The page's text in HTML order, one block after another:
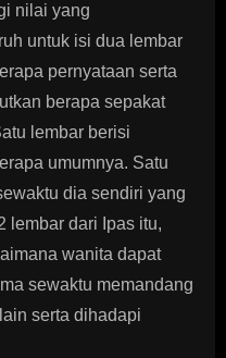
nilai yang
untuk isi dua lembar
pernyataan serta
berapa sepakat
lembar berisi
umumnya. Satu
dia sendiri yang
lembar dari Ipas itu,
wanita dapat
sewaktu memandang
serta dihadapi